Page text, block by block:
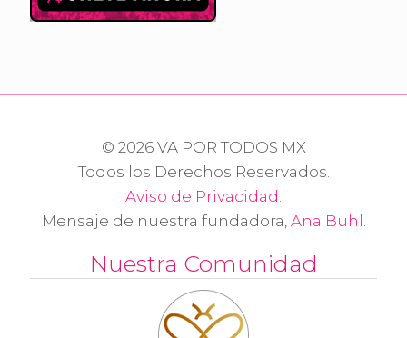
© 2026 VA POR TODOS MX
Todos los Derechos Reservados.
Aviso de Privacidad
Mensaje de nuestra fundadora, Ana Buhl
Nuestra Comunidad